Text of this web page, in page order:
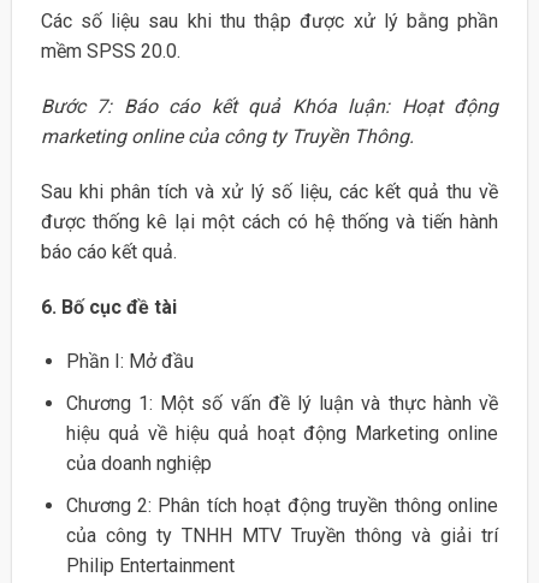
Các số liệu sau khi thu thập được xử lý bằng phần
mềm SPSS 20.0.
Bước 7: Báo cáo kết quả Khóa luận: Hoạt động
marketing online của công ty Truyền Thông.
Sau khi phân tích và xử lý số liệu, các kết quả thu về
được thống kê lại một cách có hệ thống và tiến hành
báo cáo kết quả.
6. Bố cục đề tài
Phần I: Mở đầu
Chương 1: Một số vấn đề lý luận và thực hành về
hiệu quả về hiệu quả hoạt động Marketing online
của doanh nghiệp
Chương 2: Phân tích hoạt động truyền thông online
của công ty TNHH MTV Truyền thông và giải trí
Philip Entertainment